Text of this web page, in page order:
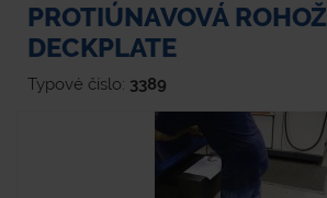
PROTIÚNAVOVÁ ROHOŽ
DECKPLATE
Typové číslo: 3389